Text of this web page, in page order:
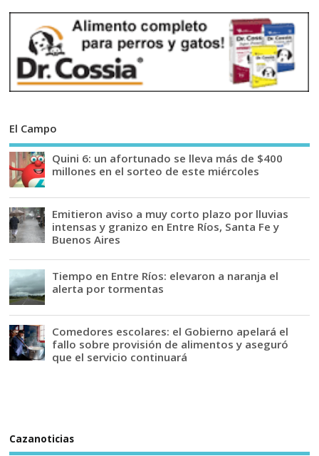
El Campo
Quini 6: un afortunado se lleva más de $400
millones en el sorteo de este miércoles
Emitieron aviso a muy corto plazo por lluvias
intensas y granizo en Entre Ríos, Santa Fe y
Buenos Aires
Tiempo en Entre Ríos: elevaron a naranja el
alerta por tormentas
Comedores escolares: el Gobierno apelará el
fallo sobre provisión de alimentos y aseguró
que el servicio continuará
Cazanoticias